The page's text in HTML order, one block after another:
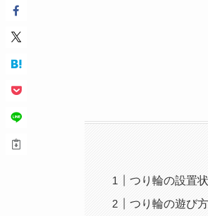
つり輪の設置
つり輪の遊び方